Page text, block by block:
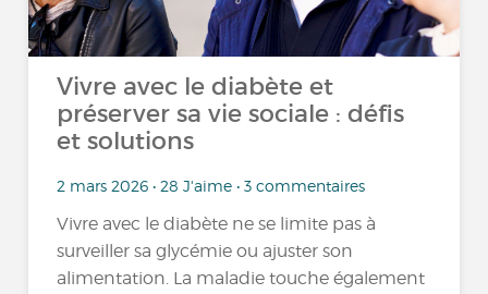
Vivre avec le diabète et
préserver sa vie sociale : défis
et solutions
2 mars 2026 • 28 J'aime • 3 commentaires
Vivre avec le diabète ne se limite pas à
surveiller sa glycémie ou ajuster son
alimentation. La maladie touche également